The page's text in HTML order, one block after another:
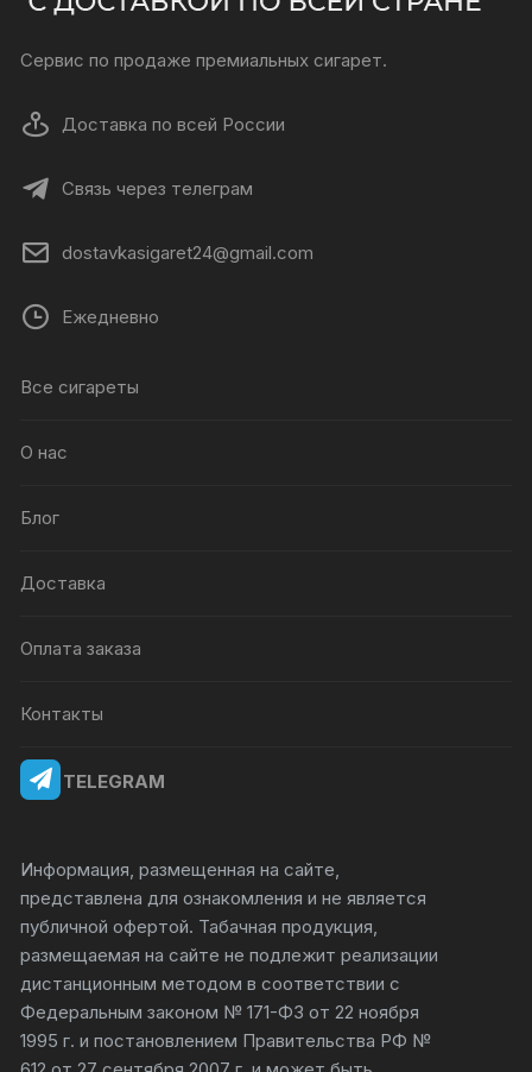
Сервис по продаже премиальных сигарет.
Доставка по всей России
Связь через телеграм
dostavkasigaret24@gmail.com
Ежедневно
Все сигареты
О нас
Блог
Доставка
Оплата заказа
Контакты
TELEGRAM
Информация, размещенная на сайте,
представлена для ознакомления и не является
публичной офертой. Табачная продукция,
размещаемая на сайте не подлежит реализации
дистанционным методом в соответствии с
Федеральным законом № 171-ФЗ от 22 ноября
1995 г. и постановлением Правительства РФ №